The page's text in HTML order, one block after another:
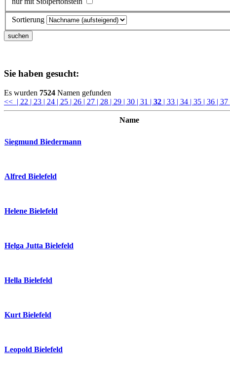
Sortierung
Sie haben gesucht:
Es wurden 7524 Namen gefunden
<< | 22 | 23 | 24 | 25 | 26 | 27 | 28 | 29 | 30 | 31 | 32 | 33 | 34 | 35 | 36 | 37
Name
Siegmund Biedermann
Alfred Bielefeld
Helene Bielefeld
Helga Jutta Bielefeld
Hella Bielefeld
Kurt Bielefeld
Leopold Bielefeld